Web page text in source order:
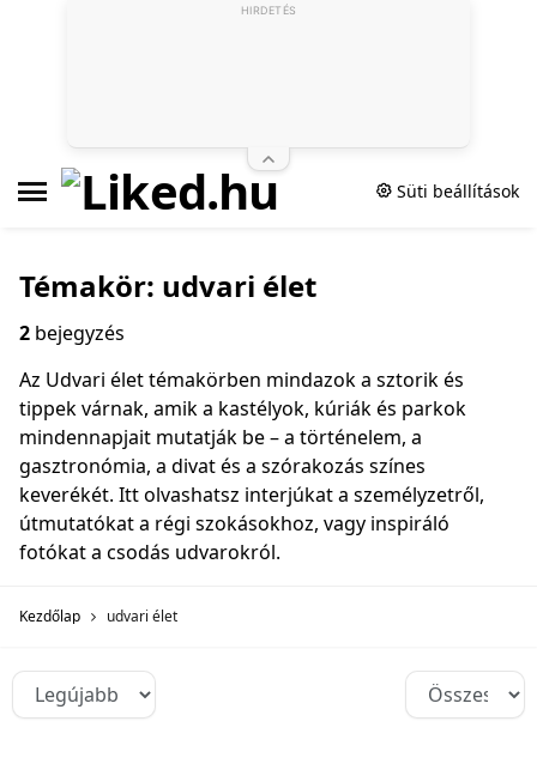
Süti beállítások
Témakör: udvari élet
2 bejegyzés
Az Udvari élet témakörben mindazok a sztorik és
tippek várnak, amik a kastélyok, kúriák és parkok
mindennapjait mutatják be – a történelem, a
gasztronómia, a divat és a szórakozás színes
keverékét. Itt olvashatsz interjúkat a személyzetről,
útmutatókat a régi szokásokhoz, vagy inspiráló
fotókat a csodás udvarokról.
Kezdőlap udvari élet
HIRDETÉS